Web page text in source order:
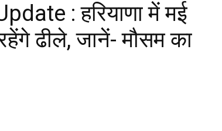
: हरियाणा में मई
ढीले, जानें- मौसम का